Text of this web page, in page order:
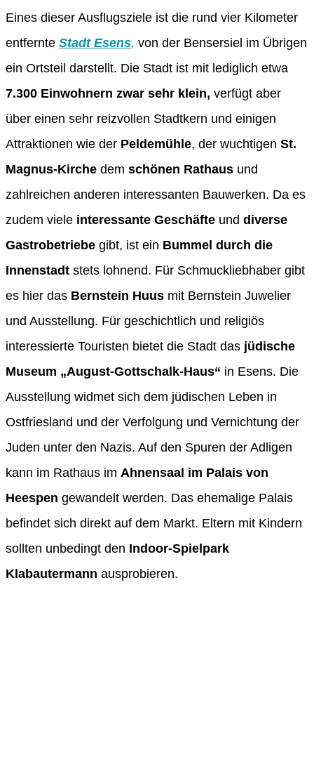
Eines dieser Ausflugsziele ist die rund vier Kilometer
entfernte Stadt Esens, von der Bensersiel im Übrigen
ein Ortsteil darstellt. Die Stadt ist mit lediglich etwa
7.300 Einwohnern zwar sehr klein, verfügt aber
über einen sehr reizvollen Stadtkern und einigen
Attraktionen wie der Peldemühle, der wuchtigen St.
Magnus-Kirche dem schönen Rathaus und
zahlreichen anderen interessanten Bauwerken. Da es
zudem viele interessante Geschäfte und diverse
Gastrobetriebe gibt, ist ein Bummel durch die
Innenstadt stets lohnend. Für Schmuckliebhaber gibt
es hier das Bernstein Huus mit Bernstein Juwelier
und Ausstellung. Für geschichtlich und religiös
interessierte Touristen bietet die Stadt das jüdische
Museum „August-Gottschalk-Haus“ in Esens. Die
Ausstellung widmet sich dem jüdischen Leben in
Ostfriesland und der Verfolgung und Vernichtung der
Juden unter den Nazis. Auf den Spuren der Adligen
kann im Rathaus im Ahnensaal im Palais von
Heespen gewandelt werden. Das ehemalige Palais
befindet sich direkt auf dem Markt. Eltern mit Kindern
sollten unbedingt den Indoor-Spielpark
Klabautermann ausprobieren.